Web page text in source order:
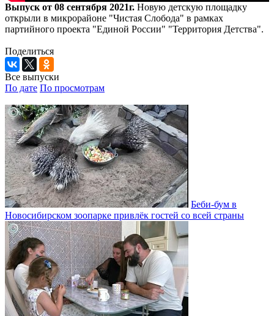
Выпуск от 08 сентября 2021г. Новую детскую площадку
открыли в микрорайоне "Чистая Слобода" в рамках
партийного проекта "Единой России" "Территория Детства".
Поделиться
Все выпуски
По дате По просмотрам
Беби-бум в
Новосибирском зоопарке привлёк гостей со всей страны